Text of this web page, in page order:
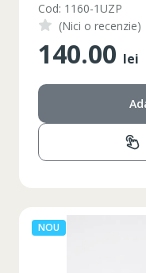
Cod: 1160-1UZP
(Nici o recenzie)
140.00 lei
NOU